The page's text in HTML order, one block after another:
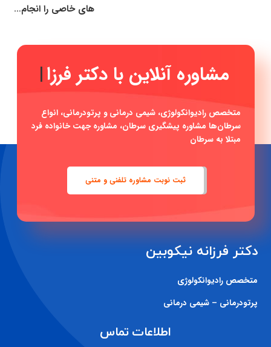
های خاصی را انجام…
مشاوره آنلاین با دکتر|
متخصص رادیوانکولوژی، شیمی درمانی و پرتودرمانی، انواع
سرطان‌ها مشاوره پیشگیری سرطان، مشاوره جهت خانواده فرد
مبتلا به سرطان
ثبت نوبت مشاوره تلفنی و متنی
دکتر فرزانه نیکوبین
متخصص رادیوانکولوژی
پرتودرمانی – شیمی درمانی
اطلاعات تماس